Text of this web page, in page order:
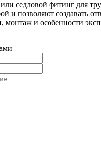
седловой фитинг для
и позволяют создавать
монтаж и особенности